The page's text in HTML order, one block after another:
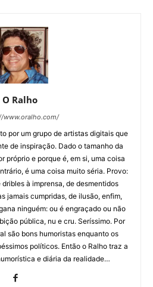
O Ralho
www.oralho.com/
por um grupo de artistas digitais que
de inspiração. Dado o tamanho da
próprio e porque é, em si, uma coisa
é uma coisa muito séria. Provo:
à imprensa, de desmentidos
jamais cumpridas, de ilusão, enfim,
ninguém: ou é engraçado ou não
pública, nu e cru. Seríssimo. Por
são bons humoristas enquanto os
políticos. Então o Ralho traz a
e diária da realidade…